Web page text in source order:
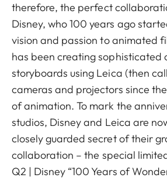
therefore, the perfect
Disney, who 100 years ago
vision and passion to animated
has been creating sophisticated
storyboards using Leica (then
cameras and projectors since
of animation. To mark the
studios, Disney and Leica are
closely guarded secret of their
collaboration – the special
Q2 | Disney “100 Years of